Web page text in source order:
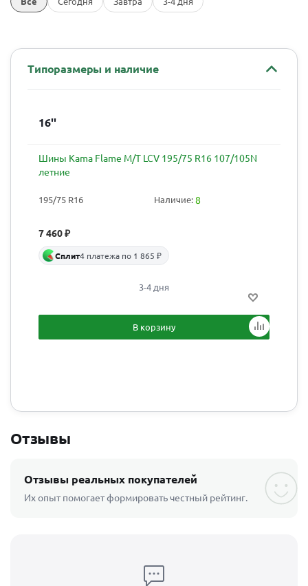
Типоразмеры и наличие
16''
Шины Kama Flame М/Т LCV 195/75 R16 107/105N
летние
195/75 R16 Наличие:8
7 460₽
Сплит4 платежа по 1 865 ₽
3-4 дня
В корзину
Отзывы
Отзывы реальных покупателей
Их опыт помогает формировать честный рейтинг.